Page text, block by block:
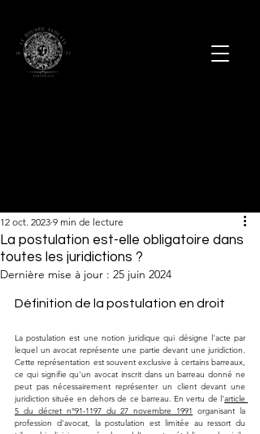
La postulation est-elle obligatoire dans
toutes les juridictions ?
12 oct. 2023 9 min de lecture
Dernière mise à jour : 25 juin 2024
Définition de la postulation en droit
La postulation est une notion juridique qui désigne l'acte par
lequel un avocat représente une partie devant une juridiction.
Cette représentation est souvent exclusive à certains barreaux,
ce qui signifie qu'un avocat inscrit dans un barreau donné ne
peut pas nécessairement représenter un client devant une
juridiction située en dehors de ce barreau. En vertu de l'article
5 du décret n°91-1197 du 27 novembre 1991 organisant la
profession d'avocat, la postulation est limitée au ressort du